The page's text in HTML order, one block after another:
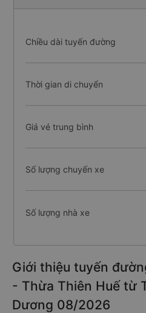
Chiều dài tuyến đường
Thời gian di chuyển
Giá vé trung bình
Số lượng chuyến xe
Số lượng nhà xe
Giới thiệu tuyến
- Thừa Thiên Huế từ
Dương 08/2026